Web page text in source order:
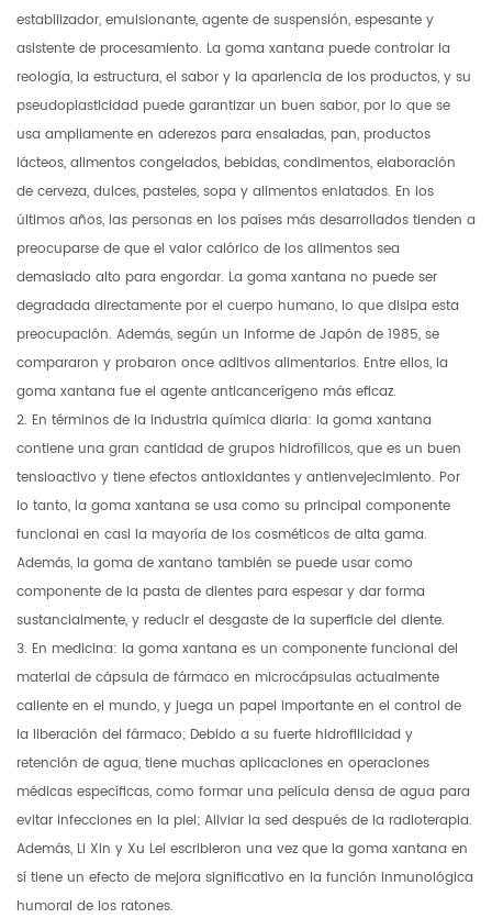
estabilizador, emulsionante, agente de suspensión, espesante y
asistente de procesamiento. La goma xantana puede controlar la
reología, la estructura, el sabor y la apariencia de los productos, y su
pseudoplasticidad puede garantizar un buen sabor, por lo que se
usa ampliamente en aderezos para ensaladas, pan, productos
lácteos, alimentos congelados, bebidas, condimentos, elaboración
de cerveza, dulces, pasteles, sopa y alimentos enlatados. En los
últimos años, las personas en los países más desarrollados tienden a
preocuparse de que el valor calórico de los alimentos sea
demasiado alto para engordar. La goma xantana no puede ser
degradada directamente por el cuerpo humano, lo que disipa esta
preocupación. Además, según un informe de Japón de 1985, se
compararon y probaron once aditivos alimentarios. Entre ellos, la
goma xantana fue el agente anticancerígeno más eficaz.
2. En términos de la industria química diaria: la goma xantana
contiene una gran cantidad de grupos hidrofílicos, que es un buen
tensioactivo y tiene efectos antioxidantes y antienvejecimiento. Por
lo tanto, la goma xantana se usa como su principal componente
funcional en casi la mayoría de los cosméticos de alta gama.
Además, la goma de xantano también se puede usar como
componente de la pasta de dientes para espesar y dar forma
sustancialmente, y reducir el desgaste de la superficie del diente.
3. En medicina: la goma xantana es un componente funcional del
material de cápsula de fármaco en microcápsulas actualmente
caliente en el mundo, y juega un papel importante en el control de
la liberación del fármaco; Debido a su fuerte hidrofilicidad y
retención de agua, tiene muchas aplicaciones en operaciones
médicas específicas, como formar una película densa de agua para
evitar infecciones en la piel; Aliviar la sed después de la radioterapia.
Además, Li Xin y Xu Lei escribieron una vez que la goma xantana en
sí tiene un efecto de mejora significativo en la función inmunológica
humoral de los ratones.